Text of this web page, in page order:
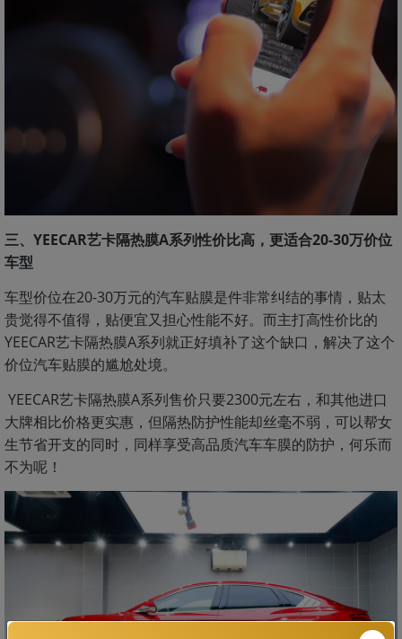
三、YEECAR艺卡隔热膜A系列性价比高，更适合20-30万价位
车型
车型价位在20-30万元的汽车贴膜是件非常纠结的事情，贴太
贵觉得不值得，贴便宜又担心性能不好。而主打高性价比的
YEECAR艺卡隔热膜A系列就正好填补了这个缺口，解决了这个
价位汽车贴膜的尴尬处境。
YEECAR艺卡隔热膜A系列售价只要2300元左右，和其他进口
大牌相比价格更实惠，但隔热防护性能却丝毫不弱，可以帮女
生节省开支的同时，同样享受高品质汽车车膜的防护，何乐而
不为呢！